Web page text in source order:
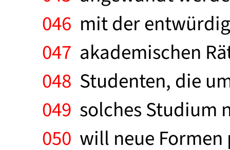
046 mit der
047 akademischen
048 Studenten, die
049 solches Studium
050 will neue